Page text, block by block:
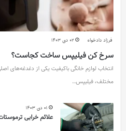
فرزاد دادخواه 02 دی 1403
سرخ کن فیلیپس ساخت کجاست؟
انتخاب لوازم خانگی باکیفیت یکی از دغدغه‌های
مختلف، فیلیپس…
01 دی 1403
علائم خرابی